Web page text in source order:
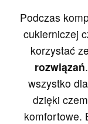
Podczas
cukierniczej
korzystać ze
rozwiązań
wszystko
dzięki
komfortowe.